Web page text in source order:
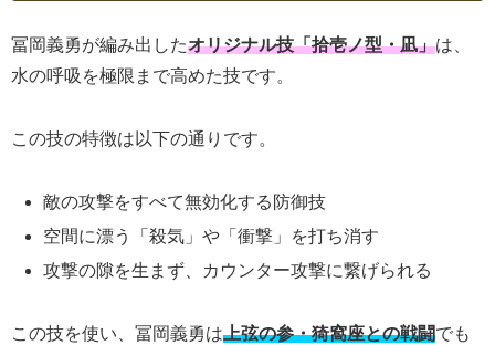
冨岡義勇が編み出したオリジナル技「拾壱ノ型・凪」は、
水の呼吸を極限まで高めた技です。
この技の特徴は以下の通りです。
敵の攻撃をすべて無効化する防御技
空間に漂う「殺気」や「衝撃」を打ち消す
攻撃の隙を生まず、カウンター攻撃に繋げられる
この技を使い、冨岡義勇は上弦の参・猗窩座との戦闘でも